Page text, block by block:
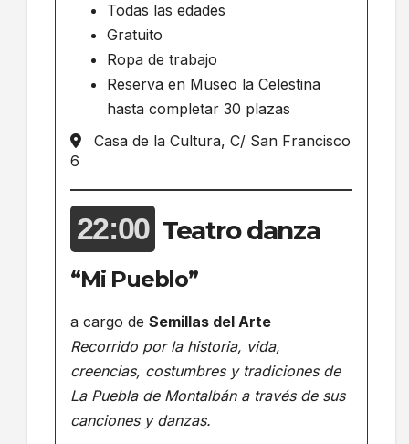
Todas las edades
Gratuito
Ropa de trabajo
Reserva en Museo la Celestina
hasta completar 30 plazas
Casa de la Cultura, C/ San Francisco
6
22:00 Teatro danza
“Mi Pueblo”
a cargo de Semillas del Arte
Recorrido por la historia, vida,
creencias, costumbres y tradiciones de
La Puebla de Montalbán a través de sus
canciones y danzas.